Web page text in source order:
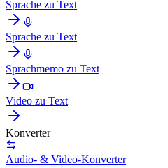
Sprache zu Text
Sprache zu Text
Sprachmemo zu Text
Video zu Text
Konverter
Audio- & Video-Konverter